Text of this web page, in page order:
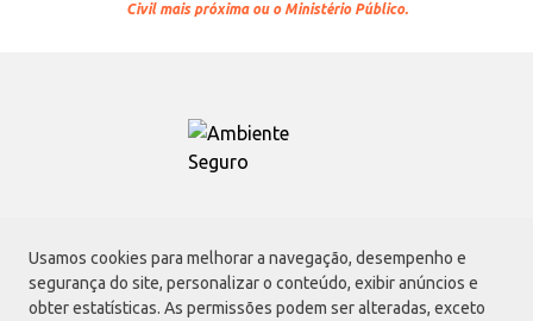
Usamos cookies para melhorar a navegação, desempenho e
segurança do site, personalizar o conteúdo, exibir anúncios e
obter estatísticas. As permissões podem ser alteradas, exceto
Civil mais próxima ou o Ministério Público.
Atacadão S.A.
Avenida Morvan Dias de Figueiredo, 6169, Vila Maria, São Paulo - SP | CEP
02170-901 | CNPJ: 75.315.333/0001-09